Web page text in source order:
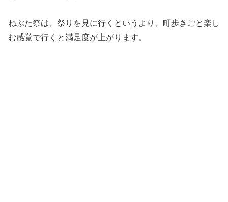
ねぶた祭は、祭りを見に行くというより、町歩きごと楽し
む感覚で行くと満足度が上がります。